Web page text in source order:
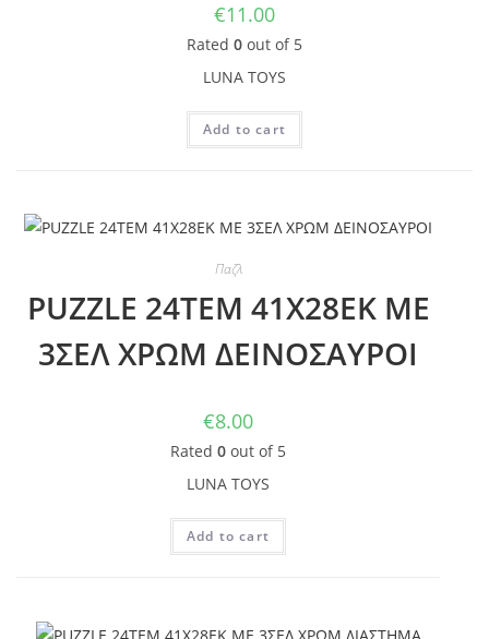
€11.00
Rated 0 out of 5
LUNA TOYS
Add to cart
Παζλ
PUZZLE 24TEM 41Χ28ΕΚ ΜΕ
3ΣΕΛ ΧΡΩΜ ΔΕΙΝΟΣΑΥΡΟΙ
€8.00
Rated 0 out of 5
LUNA TOYS
Add to cart